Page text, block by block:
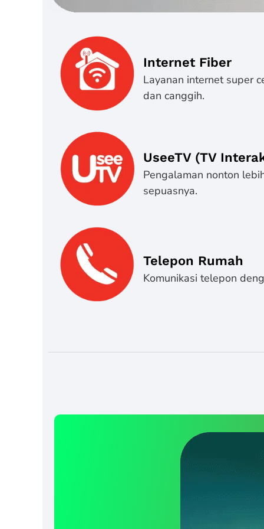
Internet Fiber
Layanan internet super
dan canggih.
UseeTV (TV
Pengalaman nonton
sepuasnya.
Telepon Rumah
Komunikasi telepon